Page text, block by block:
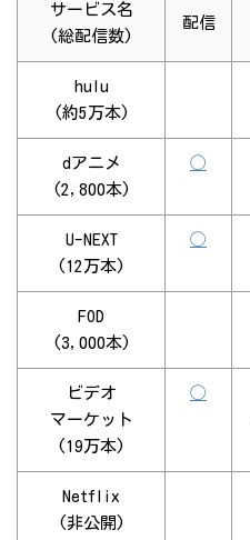
サービス名
(総配信数)
配信
hulu
(約5万本)
dアニメ
(2,800本)
◯
U-NEXT
(12万本)
◯
FOD
(3,000本)
ビデオ
マーケット
(19万本)
◯
Netflix
(非公開)